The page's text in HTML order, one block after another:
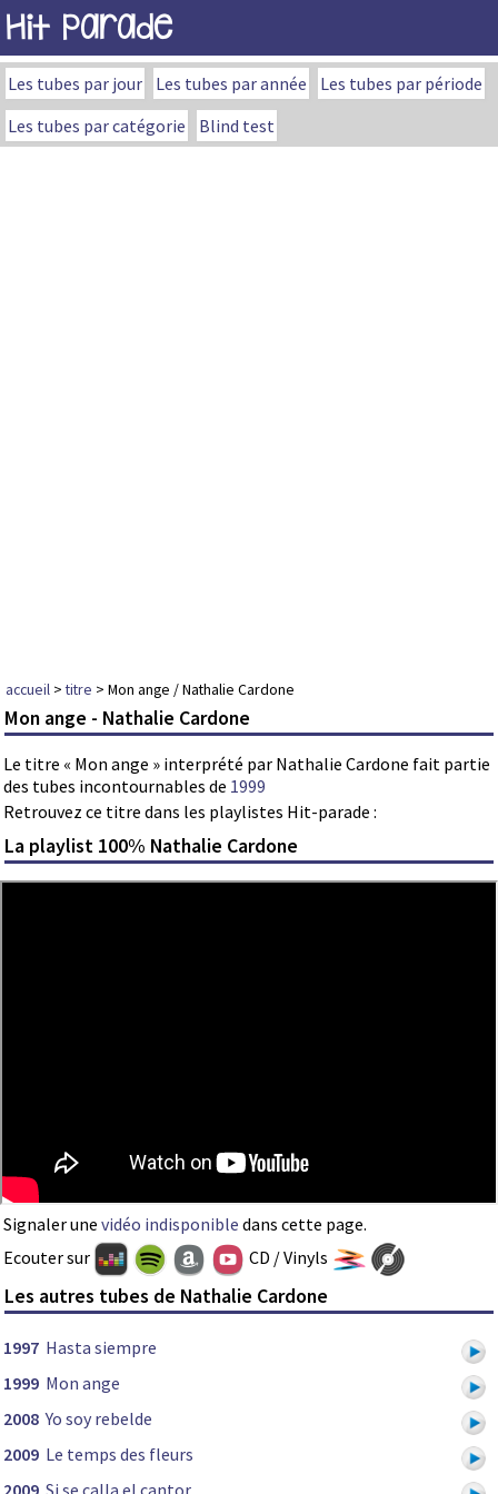
Hit Parade
Les tubes par jour Les tubes par année
Les tubes par période
Les tubes par catégorie
Blind test
accueil >titre > Mon ange / Nathalie Cardone
Mon ange - Nathalie Cardone
Le titre « Mon ange » interprété par Nathalie Cardone fait partie
des tubes incontournables de 1999
Retrouvez ce titre dans les playlistes Hit-parade :
La playlist 100% Nathalie Cardone
Signaler une vidéo indisponible dans cette page.
Ecouter sur
CD / Vinyls
Les autres tubes de Nathalie Cardone
1997 Hasta siempre
1999 Mon ange
2008 Yo soy rebelde
2009 Le temps des fleurs